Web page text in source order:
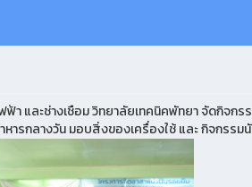
า และช่างเชือม วิทยาลัยเทคนิคพัทยา จัดกิจ
รกลางวัน มอบสิ่งของเครื่องใช้ และ กิจกรรม